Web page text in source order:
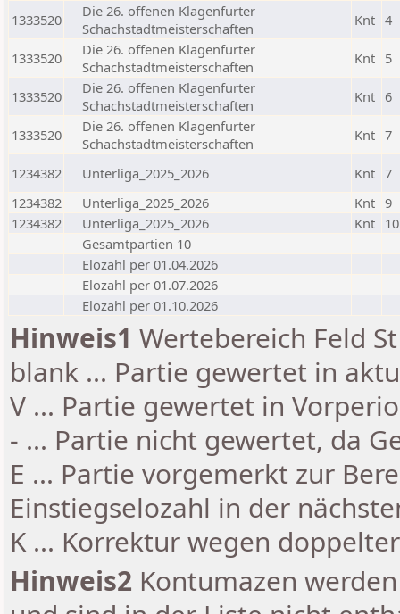
1333520
Die 26. offenen Klagenfurter
Schachstadtmeisterschaften
Knt 4
1333520
Die 26. offenen Klagenfurter
Schachstadtmeisterschaften
Knt 5
1333520
Die 26. offenen Klagenfurter
Schachstadtmeisterschaften
Knt 6
1333520
Die 26. offenen Klagenfurter
Schachstadtmeisterschaften
Knt 7
1234382 Unterliga_2025_2026 Knt 7
1234382
Unterliga_2025_2026 Knt 9
1234382
Unterliga_2025_2026 Knt 10
Gesamtpartien 10
Elozahl per 01.04.2026
Elozahl per 01.07.2026
Elozahl per 01.10.2026
Hinweis1 Wertebereich Feld
blank ... Partie gewertet in
V ... Partie gewertet in
- ... Partie nicht gewertet, da
E ... Partie vorgemerkt zur
Einstiegselozahl in der
K ... Korrektur wegen
Hinweis2 Kontumazen